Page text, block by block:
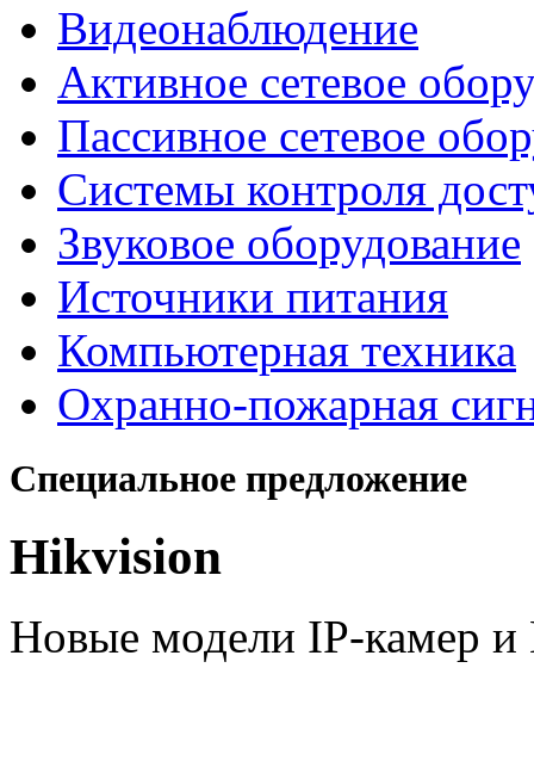
Видеонаблюдение
Активное сетевое
Пассивное сетевое
Системы контроля
Звуковое оборудование
Источники питания
Компьютерная техника
Охранно-пожарная
Специальное предложение
Hikvision
Новые модели IP-камер и